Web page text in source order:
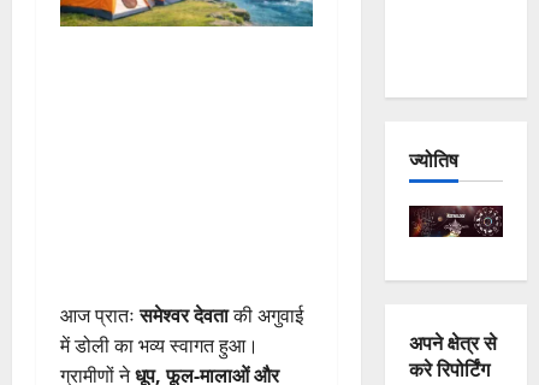
आज प्रातःसमेश्वर देवताकी अगुवाई
में डोली का भव्य स्वागत हुआ।
ग्रामीणों नेधूप, फूल-मालाओं और
ज्योतिष
अपने क्षेत्र से
करे रिपोर्टिंग